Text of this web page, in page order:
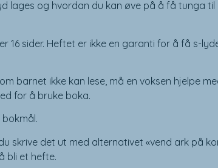
lages og hvordan du kan øve på å få tunga til
16 sider. Heftet er ikke en garanti for å få s-
barnet ikke kan lese, må en voksen hjelpe
for å bruke boka.
skrive det ut med alternativet «vend ark på
bli et hefte.